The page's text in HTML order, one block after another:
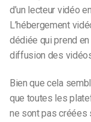
d’un lecteur vidéo
L’hébergement
dédiée qui prend
diffusion des
Bien que cela
que toutes les
ne sont pas créées